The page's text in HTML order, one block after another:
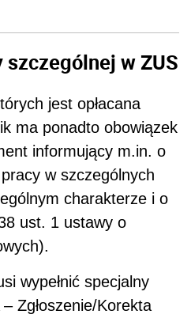
szczególnej w ZUS
jest opłacana
ma ponadto obowiązek
informujący m.in. o
w szczególnych
charakterze i o
ust. 1 ustawy o
wypełnić specjalny
Zgłoszenie/Korekta